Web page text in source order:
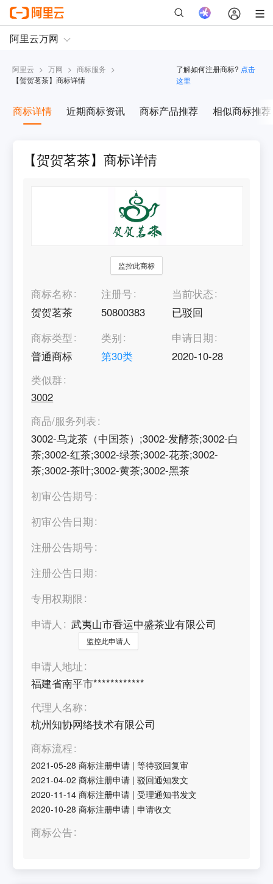
阿里云 > 万网 > 商标服务 >
【贺贺茗茶】商标详情
了解如何注册商标? 点击
这里
商标详情 近期商标资讯 商标产品推荐 相似商标推荐
【贺贺茗茶】商标详情
监控此商标
商标名称
贺贺茗茶
注册号
50800383
当前状态
已驳回
商标类型
普通商标
类别
第30类
申请日期
2020-10-28
类似群
3002
商品/服务列表
3002-乌龙茶（中国茶）;3002-发酵茶;3002-白
茶;3002-红茶;3002-绿茶;3002-花茶;3002-
茶;3002-茶叶;3002-黄茶;3002-黑茶
初审公告期号
初审公告日期
注册公告期号
注册公告日期
专用权期限
申请人
武夷山市香运中盛茶业有限公司
监控此申请人
申请人地址
福建省南平市************
代理人名称
杭州知协网络技术有限公司
商标流程
2021-05-28 商标注册申请 |等待驳回复审
2021-04-02 商标注册申请 |驳回通知发文
2020-11-14 商标注册申请 |受理通知书发文
2020-10-28 商标注册申请 |申请收文
商标公告